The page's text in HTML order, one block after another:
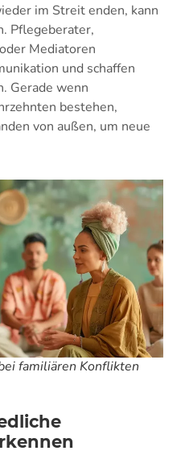
im Streit enden, kann
Pflegeberater,
Mediatoren
und schaffen
Gerade wenn
bestehen,
von außen, um neue
familiären Konflikten